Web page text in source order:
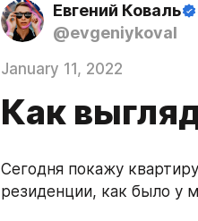
Евгений Коваль
@evgeniykoval
January 11, 2022
Как
Сегодня покажу
резиденции, как было у